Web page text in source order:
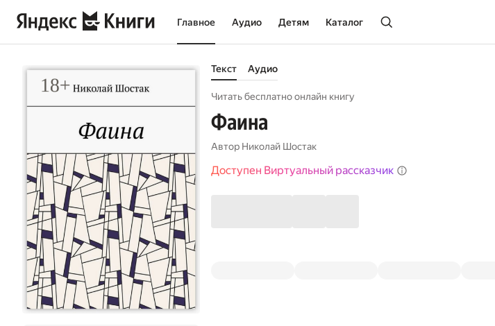
Главное Аудио Детям Каталог
Текст Аудио
Читать бесплатно онлайн книгу
Фаина
Автор Николай Шостак
Доступен Виртуальный рассказчик